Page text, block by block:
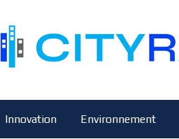
Innovation Environnement